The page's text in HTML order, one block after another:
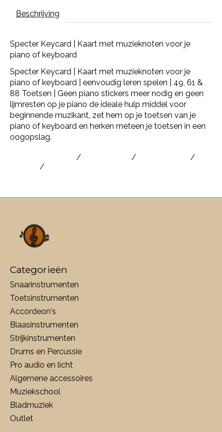
Beschrijving
Specter Keycard | Kaart met muzieknoten voor je
piano of keyboard
Specter Keycard | Kaart met muzieknoten voor je
piano of keyboard | eenvoudig leren spelen | 49, 61 &
88 Toetsen | Geen piano stickers meer nodig en geen
lijmresten op je piano de ideale hulp middel voor
beginnende muzikant, zet hem op je toetsen van je
piano of keyboard en herken meteen je toetsen in een
oogopslag.
/ /
/
/
Categorieën
Snaarinstrumenten
Toetsinstrumenten
Accordeon's
Blaasinstrumenten
Strijkinstrumenten
Drums en Percussie
Pro audio en licht
Algemene accessoires
Muziekschool
Bladmuziek
Outlet